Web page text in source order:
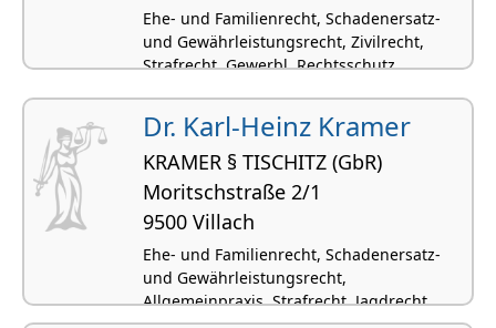
Ehe- und Familienrecht, Schadenersatz-
und Gewährleistungsrecht, Zivilrecht,
Strafrecht, Gewerbl. Rechtsschutz
Dr. Karl-Heinz Kramer
KRAMER § TISCHITZ (GbR)
Moritschstraße 2/1
9500 Villach
Ehe- und Familienrecht, Schadenersatz-
und Gewährleistungsrecht,
Allgemeinpraxis, Strafrecht, Jagdrecht